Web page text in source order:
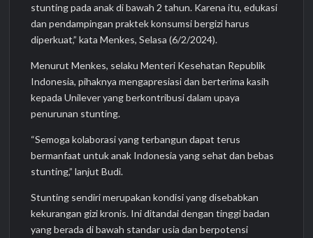
stunting pada anak di bawah 2 tahun. Karena itu, edukasi
dan pendampingan praktek konsumsi bergizi harus
diperkuat,” kata Menkes, Selasa (6/2/2024).
Menurut Menkes, selaku Menteri Kesehatan Republik
Indonesia, pihaknya mengapresiasi dan berterima kasih
kepada Unilever yang berkontribusi dalam upaya
penurunan stunting.
“Semoga kolaborasi yang terbangun dapat terus
bermanfaat untuk anak Indonesia yang sehat dan bebas
stunting,” lanjut Budi.
Stunting sendiri merupakan kondisi yang disebabkan
kekurangan gizi kronis. Ini ditandai dengan tinggi badan
yang berada di bawah standar usia dan berpotensi